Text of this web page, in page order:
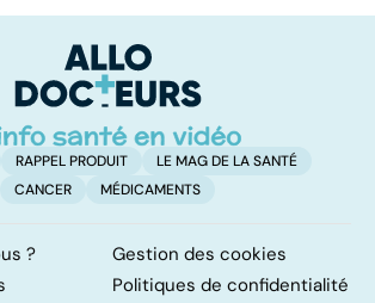
RAPPEL PRODUIT
LE MAG DE LA SANTÉ
CANCER
MÉDICAMENTS
?
Gestion des cookies
Politiques de confidentialité